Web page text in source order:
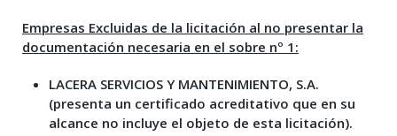
Empresas Excluidas de la licitación al no presentar la
documentación necesaria en el sobre nº 1:
LACERA SERVICIOS Y MANTENIMIENTO, S.A.
(presenta un certificado acreditativo que en su
alcance no incluye el objeto de esta licitación).